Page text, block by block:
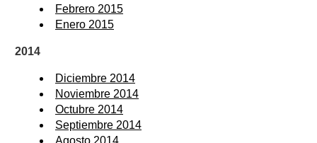
Febrero 2015
Enero 2015
2014
Diciembre 2014
Noviembre 2014
Octubre 2014
Septiembre 2014
Agosto 2014